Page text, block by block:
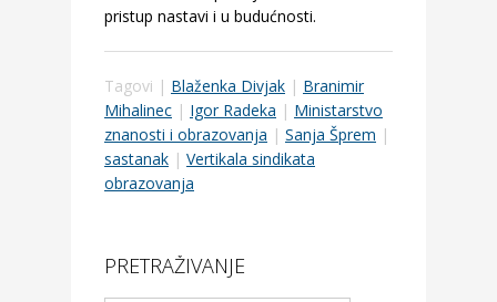
pristup nastavi i u budućnosti.
Tagovi | Blaženka Divjak | Branimir
Mihalinec | Igor Radeka | Ministarstvo
znanosti i obrazovanja | Sanja Šprem |
sastanak | Vertikala sindikata
obrazovanja
PRETRAŽIVANJE